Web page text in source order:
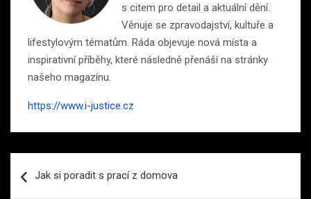
s citem pro detail a aktuální dění.
Věnuje se zpravodajství, kultuře a
lifestylovým tématům. Ráda objevuje nová místa a
inspirativní příběhy, které následně přenáší na stránky
našeho magazínu.
https://www.i-justice.cz
proJak si poradit s prací z domova